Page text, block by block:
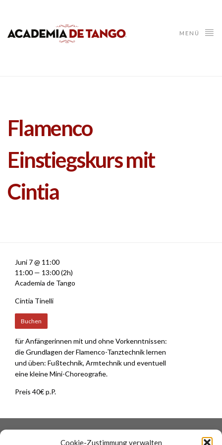
Cookie-Zustimmung verwalten
MENÜ
Flamenco
Einstiegskurs mit
Cintia
für Anfängerinnen mit und ohne Vorkenntnissen:
die Grundlagen der Flamenco-Tanztechnik lernen
und üben: Fußtechnik, Armtechnik und eventuell
eine kleine Mini-Choreografie.
Preis 40€ p.P.
Juni 7 @ 11:00
11:00 — 13:00(2h)
Academia de Tango
Cintia Tinelli
Buchen
DATENSCHUTZ COOKIES